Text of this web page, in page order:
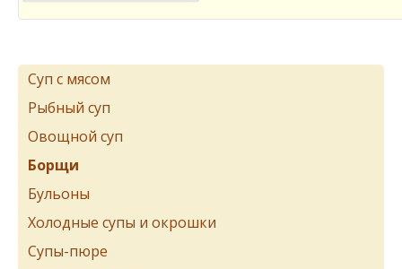
Суп с мясом
Рыбный суп
Овощной суп
Борщи
Бульоны
Холодные супы и окрошки
Супы-пюре